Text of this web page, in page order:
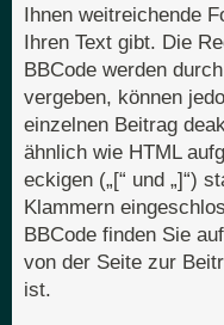
Ihnen weitreichende
Ihren Text gibt. Die
BBCode werden
vergeben, können
einzelnen Beitrag
ähnlich wie HTML
eckigen („[“ und „]“)
Klammern
BBCode finden Sie
von der Seite zur
ist.